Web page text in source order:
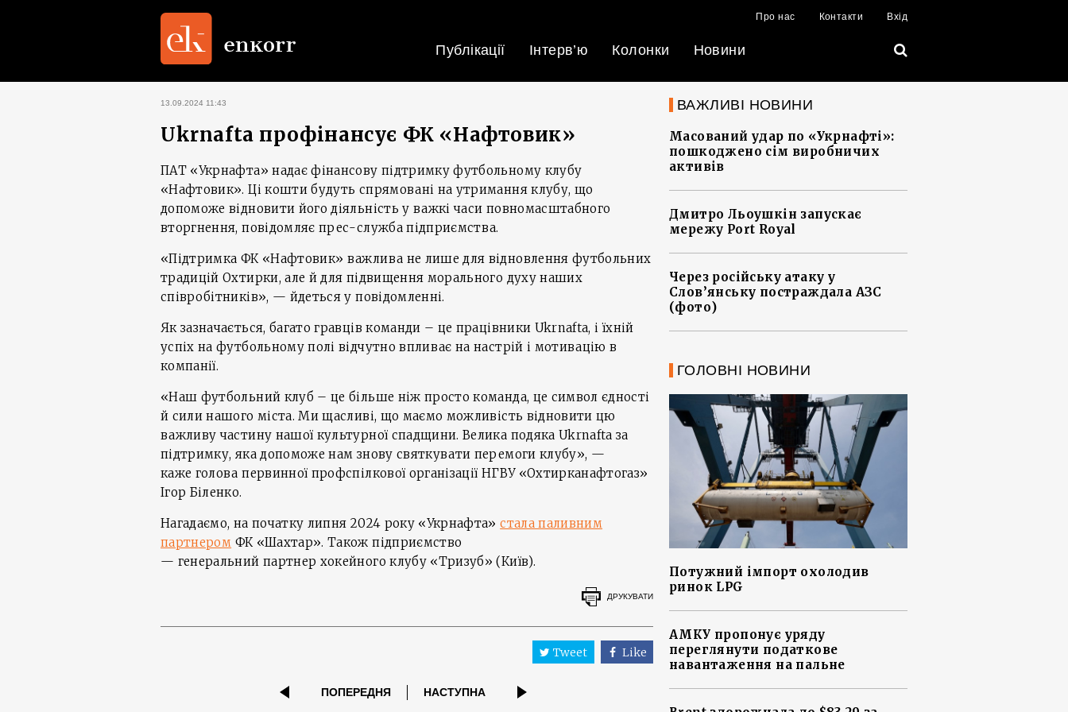
Про нас Контакти Вхід
Публікації Інтерв’ю Колонки Новини
13.09.2024 11:43
Ukrnafta профінансує ФК «Нафтовик»
ПАТ «Укрнафта» надає фінансову підтримку футбольному клубу
«Нафтовик». Ці кошти будуть спрямовані на утримання клубу, що
допоможе відновити його діяльність у важкі часи повномасштабного
вторгнення, повідомляє прес-служба підприємства.
«Підтримка ФК «Нафтовик» важлива не лише для відновлення футбольних
традицій Охтирки, але й для підвищення морального духу наших
співробітників», — йдеться у повідомленні.
Як зазначається, багато гравців команди – це працівники Ukrnafta, і їхній
успіх на футбольному полі відчутно впливає на настрій і мотивацію в
компанії.
«Наш футбольний клуб – це більше ніж просто команда, це символ єдності
й сили нашого міста. Ми щасливі, що маємо можливість відновити цю
важливу частину нашої культурної спадщини. Велика подяка Ukrnafta за
підтримку, яка допоможе нам знову святкувати перемоги клубу», —
каже голова первинної профспілкової організації НГВУ «Охтирканафтогаз»
Ігор Біленко.
Нагадаємо, на початку липня 2024 року «Укрнафта»стала паливним
партнером ФК «Шахтар». Також підприємство
— генеральний партнер хокейного клубу «Тризуб» (Київ).
ДРУКУВАТИ
Tweet Like
ПОПЕРЕДНЯ НАСТУПНА
ВАЖЛИВІ НОВИНИ
Масований удар по «Укрнафті»:
пошкоджено сім виробничих
активів
Дмитро Льоушкін запускає
мережу Port Royal
Через російську атаку у
Слов’янську постраждала АЗС
(фото)
ГОЛОВНІ НОВИНИ
Потужний імпорт охолодив
ринок LPG
АМКУ пропонує уряду
переглянути податкове
навантаження на пальне